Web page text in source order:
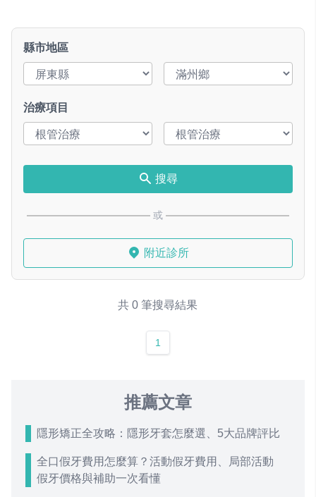
縣市地區
治療項目
搜尋
或
附近診所
共 0 筆搜尋結果
1
推薦文章
隱形矯正全攻略：隱形牙套怎麼選、5大品牌評比
全口假牙費用怎麼算？活動假牙費用、局部活動
假牙價格與補助一次看懂